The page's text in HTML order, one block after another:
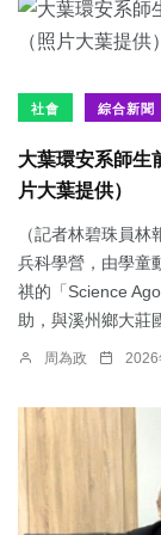
社會 綜合新聞
大葉環安系師生
片大葉提供）
（記者林碧珠員
兵科學營，由學童
祺的「Science
助，與溪州鄉大莊
周為政 2026